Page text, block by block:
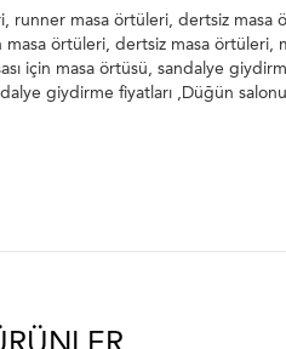
runner masa örtüleri, dertsiz
örtüleri, dertsiz masa örtüleri,
için masa örtüsü, sandalye
giydirme fiyatları ,Düğün